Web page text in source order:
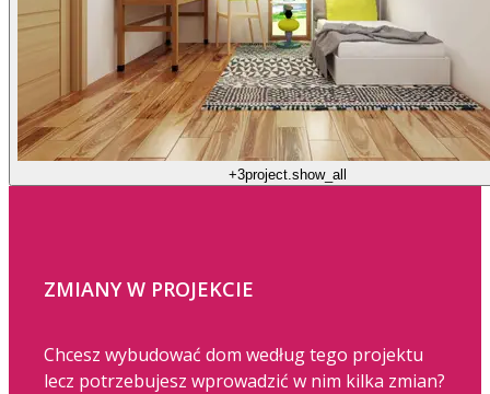
+3project.show_all
ZMIANY W PROJEKCIE
Chcesz wybudować dom według tego projektu
lecz potrzebujesz wprowadzić w nim kilka zmian?